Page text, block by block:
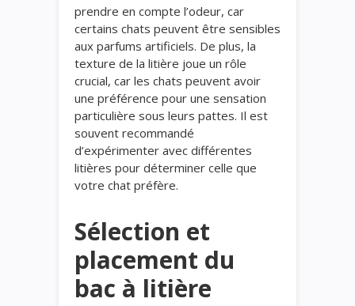
prendre en compte l’odeur, car
certains chats peuvent être sensibles
aux parfums artificiels. De plus, la
texture de la litière joue un rôle
crucial, car les chats peuvent avoir
une préférence pour une sensation
particulière sous leurs pattes. Il est
souvent recommandé
d’expérimenter avec différentes
litières pour déterminer celle que
votre chat préfère.
Sélection et
placement du
bac à litière